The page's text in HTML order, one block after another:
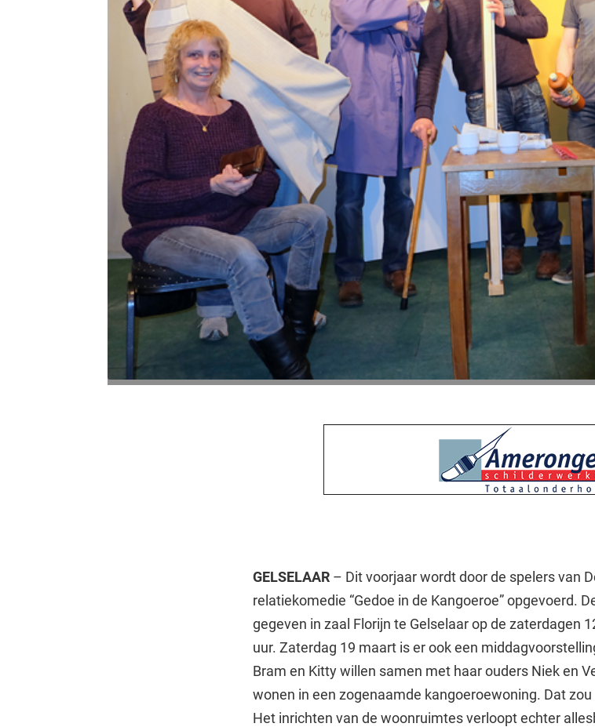
GELSELAAR – Dit voorjaar wordt door de spelers van
relatiekomedie “Gedoe in de Kangoeroe” opgevoerd.
gegeven in zaal Florijn te Gelselaar op de zaterdagen
uur. Zaterdag 19 maart is er ook een
Bram en Kitty willen samen met haar ouders Niek en
wonen in een zogenaamde kangoeroewoning. Dat
Het inrichten van de woonruimtes verloopt echter